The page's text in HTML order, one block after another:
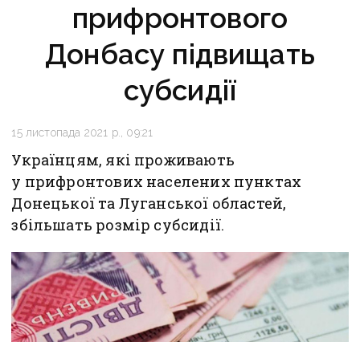
прифронтового
Донбасу підвищать
субсидії
15 листопада 2021 р., 09:21
Українцям, які проживають
у прифронтових населених пунктах
Донецької та Луганської областей,
збільшать розмір субсидії.